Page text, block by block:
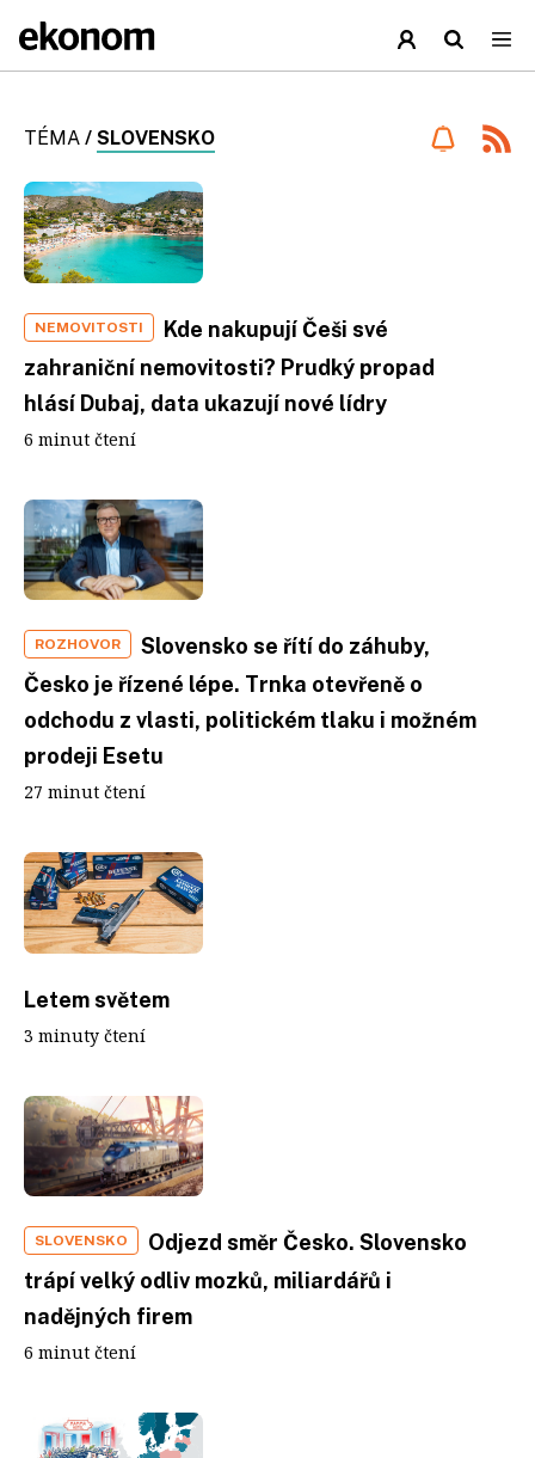
TÉMA / SLOVENSKO
NEMOVITOSTI
Kde nakupují Češi své
zahraniční nemovitosti? Prudký propad
hlásí Dubaj, data ukazují nové lídry
6 minut čtení
ROZHOVOR
Slovensko se řítí do záhuby,
Česko je řízené lépe. Trnka otevřeně o
odchodu z vlasti, politickém tlaku i možném
prodeji Esetu
27 minut čtení
Letem světem
3 minuty čtení
SLOVENSKO
Odjezd směr Česko. Slovensko
trápí velký odliv mozků, miliardářů i
nadějných firem
6 minut čtení